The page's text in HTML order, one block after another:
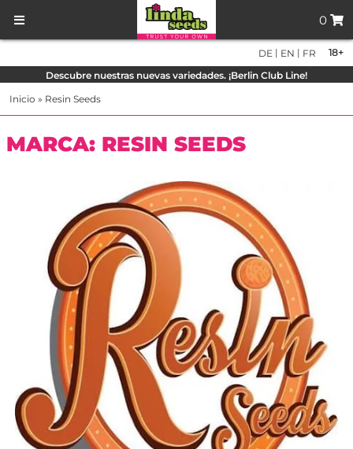
0
18+
DE | EN | FR
Descubre nuestras nuevas variedades. ¡Berlin Club Line!
Inicio » Resin Seeds
MARCA: RESIN SEEDS